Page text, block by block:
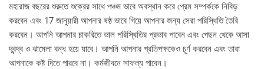
মহারাজ বছরের শুরুতে শুক্রের সাথে পঞ্চম ভাবে অবস্থান করে প্রেম সম্পর্ককে নিবিড়
করবেন এবং 17 জানুয়ারী আপনার ষষ্ঠ ভাবে গিয়ে আপনার জন্য সেরা পরিস্থিতি তৈরি
করবেন। আপনি আপনার চাকরিতে ভাল পরিস্থিতির প্রভাব পাবেন এবং পেছন থেকে আসা
দ্বন্দ্ব ও ঝামেলা বন্ধ হয়ে যাবে। আপনি আপনার প্রতিপক্ষকেও চূর্ণ করবেন এবং তারা
আপনাকে কষ্ট দিতে পারবে না। কর্মজীবনে সাফল্য পাবেন।